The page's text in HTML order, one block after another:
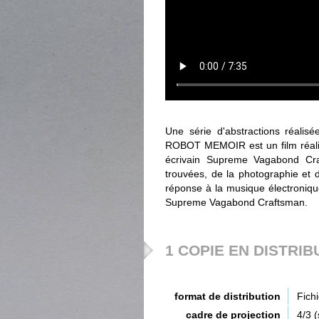
Une série d'abstractions
ROBOT MEMOIR est un film
écrivain Supreme Vagabond
trouvées, de la photographie et
réponse à la musique
Supreme Vagabond Craftsman.
1 COPIE EN
format de distribution
cadre de projection
4/3